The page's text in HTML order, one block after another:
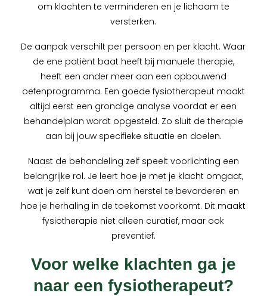
om klachten te verminderen en je lichaam te
versterken.
De aanpak verschilt per persoon en per klacht. Waar
de ene patiënt baat heeft bij manuele therapie,
heeft een ander meer aan een opbouwend
oefenprogramma. Een goede fysiotherapeut maakt
altijd eerst een grondige analyse voordat er een
behandelplan wordt opgesteld. Zo sluit de therapie
aan bij jouw specifieke situatie en doelen.
Naast de behandeling zelf speelt voorlichting een
belangrijke rol. Je leert hoe je met je klacht omgaat,
wat je zelf kunt doen om herstel te bevorderen en
hoe je herhaling in de toekomst voorkomt. Dit maakt
fysiotherapie niet alleen curatief, maar ook
preventief.
Voor welke klachten ga je
naar een fysiotherapeut?